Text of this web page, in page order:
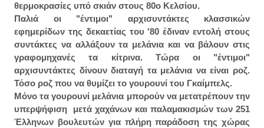
θερμοκρασίες υπό σκιάν στους 80ο Κελσίου.
Παλιά οι "έντιμοι" αρχισυντάκτες κλασσικών
εφημερίδων της δεκαετίας του '80 έδιναν εντολή στους
συντάκτες να αλλάξουν τα μελάνια και να βάλουν στις
γραφομηχανές τα κίτρινα. Τώρα οι "έντιμοι"
αρχισυντάκτες δίνουν διαταγή τα μελάνια να είναι ροζ.
Τόσο ροζ που να θυμίζει το γουρουνί του Γκαίμπελς.
Μόνο τα γουρουνί μελάνια μπορούν να μετατρέπουν την
υπερψήφιση μετά χαχάνων και παλαμακισμών των 251
Έλληνων βουλευτών για πλήρη παράδοση της χώρας